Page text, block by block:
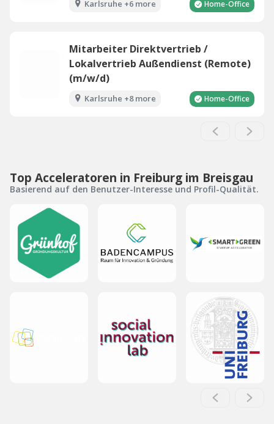
Karlsruhe +6 more Home-Office
Mitarbeiter Direktvertrieb /
Lokalvertrieb Außendienst (Remote)
(m/w/d)
Karlsruhe +8 more Home-Office
Top Acceleratoren in Freiburg im Breisgau
Basierend auf den Benutzer-Interesse und Profil-Qualität.